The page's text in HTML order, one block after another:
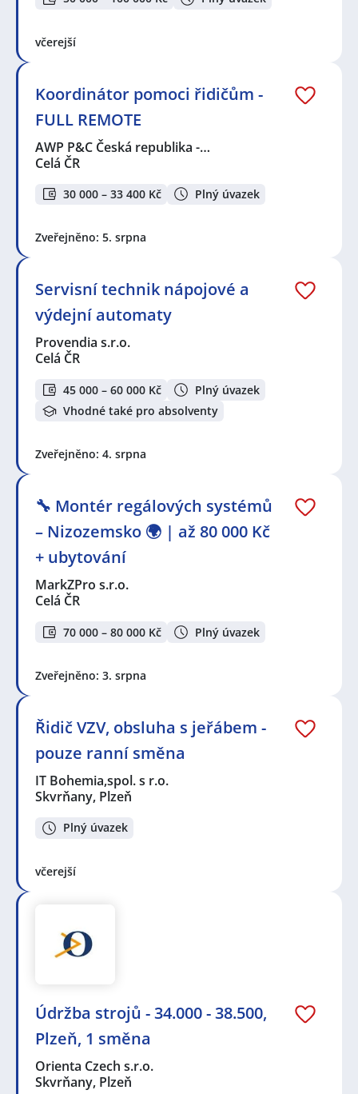
včerejší
Koordinátor pomoci řidičům -
FULL REMOTE
AWP P&C Česká republika -…
Celá ČR
30 000 – 33 400 Kč Plný úvazek
Zveřejněno: 5. srpna
Servisní technik nápojové a
výdejní automaty
Provendia s.r.o.
Celá ČR
45 000 – 60 000 Kč
Plný úvazek
Vhodné také pro absolventy
Zveřejněno: 4. srpna
🔧 Montér regálových systémů
– Nizozemsko 🌍 | až 80 000 Kč
+ ubytování
MarkZPro s.r.o.
Celá ČR
70 000 – 80 000 Kč Plný úvazek
Zveřejněno: 3. srpna
Řidič VZV, obsluha s jeřábem -
pouze ranní směna
IT Bohemia,spol. s r.o.
Skvrňany, Plzeň
Plný úvazek
včerejší
Údržba strojů - 34.000 - 38.500,
Plzeň, 1 směna
Orienta Czech s.r.o.
Skvrňany, Plzeň